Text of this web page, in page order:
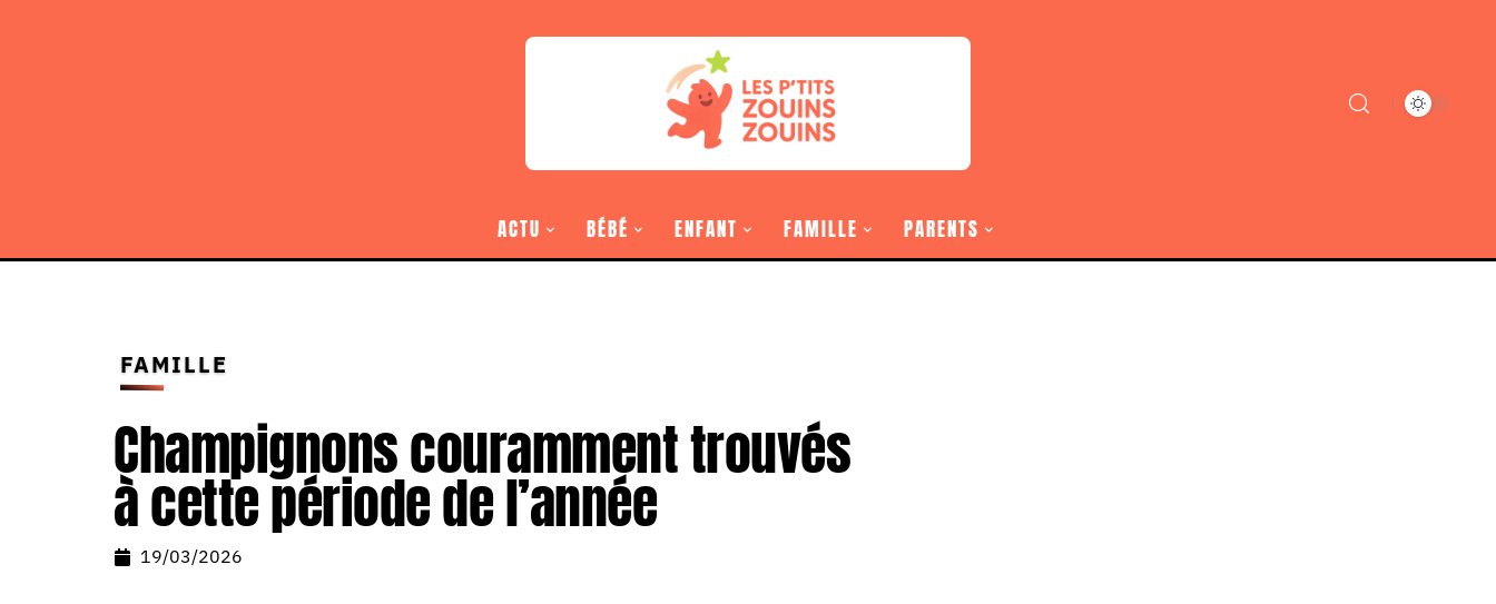
ACTU BÉBÉ ENFANT FAMILLE PARENTS
FAMILLE
Champignons couramment trouvés
à cette période de l’année
19/03/2026